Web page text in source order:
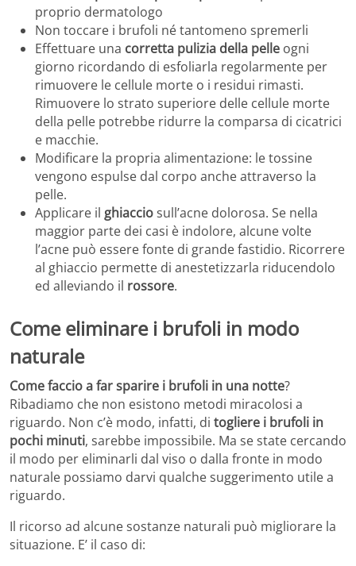
proprio dermatologo
Non toccare i brufoli né tantomeno spremerli
Effettuare una corretta pulizia della pelle ogni
giorno ricordando di esfoliarla regolarmente per
rimuovere le cellule morte o i residui rimasti.
Rimuovere lo strato superiore delle cellule morte
della pelle potrebbe ridurre la comparsa di cicatrici
e macchie.
Modificare la propria alimentazione: le tossine
vengono espulse dal corpo anche attraverso la
pelle.
Applicare il ghiacciosull’acne dolorosa. Se nella
maggior parte dei casi è indolore, alcune volte
l’acne può essere fonte di grande fastidio. Ricorrere
al ghiaccio permette di anestetizzarla riducendolo
ed alleviando il rossore.
Come eliminare i brufoli in modo
naturale
Come faccio a far sparire i brufoli in una notte?
Ribadiamo che non esistono metodi miracolosi a
riguardo. Non c’è modo, infatti, di togliere i brufoli in
pochi minuti, sarebbe impossibile. Ma se state cercando
il modo per eliminarli dal viso o dalla fronte in modo
naturale possiamo darvi qualche suggerimento utile a
riguardo.
Il ricorso ad alcune sostanze naturali può migliorare la
situazione. E’ il caso di: